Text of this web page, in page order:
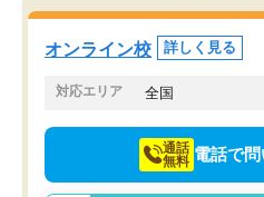
オンライン校 詳しく見る
対応エリア 全国
通話
無料 電話で